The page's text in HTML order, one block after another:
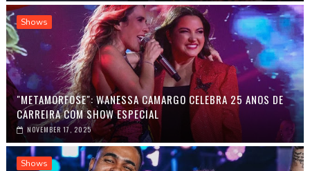
Shows
"METAMORFOSE": WANESSA CAMARGO CELEBRA 25 ANOS DE
CARREIRA COM SHOW ESPECIAL
NOVEMBER 17, 2025
Shows